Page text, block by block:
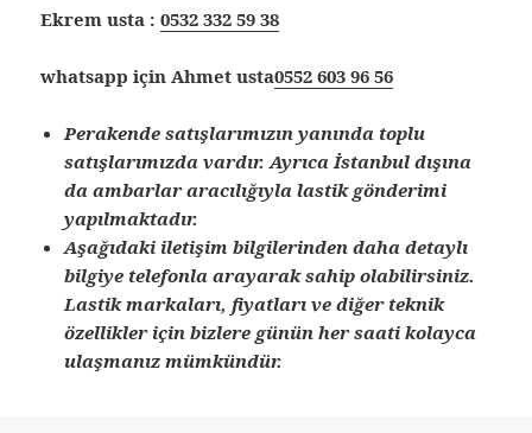
Ekrem usta :0532 332 59 38
whatsapp için Ahmet usta0552 603 96 56
Perakende satışlarımızın yanında toplu
satışlarımızda vardır. Ayrıca İstanbul dışına
da ambarlar aracılığıyla lastik gönderimi
yapılmaktadır.
Aşağıdaki iletişim bilgilerinden daha detaylı
bilgiye telefonla arayarak sahip olabilirsiniz.
Lastik markaları, fiyatları ve diğer teknik
özellikler için bizlere günün her saati kolayca
ulaşmanız mümkündür.